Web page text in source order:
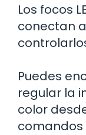
Los focos
conectan
Puedes
regular la
color
comandos